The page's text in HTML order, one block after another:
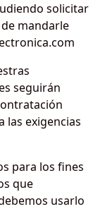
solicitar
mandarle
seguirán
las exigencias
para los fines
que
usarlo